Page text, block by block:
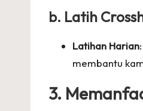
b. Latih
Latihan Harian
membantu
3.